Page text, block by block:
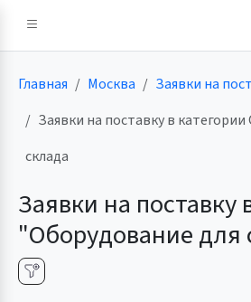
Главная Москва
Заявки на
Заявки на поставку в
склада
Заявки на поставку
"Оборудование для